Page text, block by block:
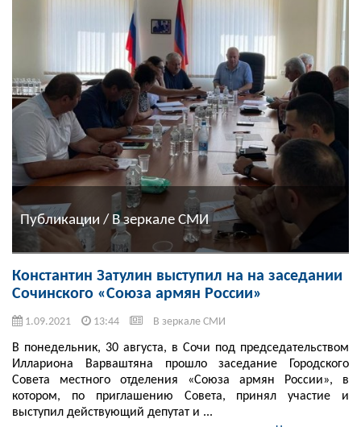
Публикации / В зеркале СМИ
Константин Затулин выступил на на заседании
Сочинского «Союза армян России»
1.09.2021 13:44 В зеркале СМИ
В понедельник, 30 августа, в Сочи под председательством
Иллариона Варваштяна прошло заседание Городского
Совета местного отделения «Союза армян России», в
котором, по приглашению Совета, принял участие и
выступил действующий депутат и ...